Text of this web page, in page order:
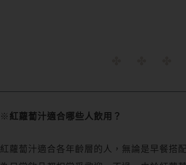
※ 紅蘿蔔汁適合哪些人飲用？
紅蘿蔔汁適合各年齡層的人，無論是早餐搭